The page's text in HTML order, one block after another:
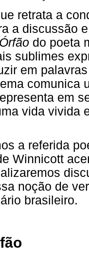
retrata a
a discussão
do poeta
sublimes
em
comunica
em
vida vivida
a referida
Winnicott
noção de
brasileiro.